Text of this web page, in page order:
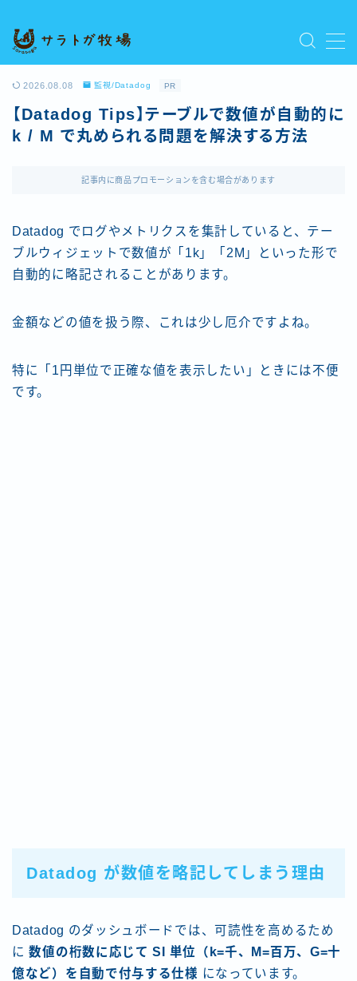
MENU
プライバシーポリシー
利用規約／特定商取引法に基づく表記
新着記事を読む
運営者情報
2026.08.08 監視/Datadog PR
【Datadog Tips】テーブルで数値が自動的に
k / M で丸められる問題を解決する方法
記事内に商品プロモーションを含む場合があります
Datadog でログやメトリクスを集計していると、テー
ブルウィジェットで数値が「1k」「2M」といった形で
自動的に略記されることがあります。
金額などの値を扱う際、これは少し厄介ですよね。
特に「1円単位で正確な値を表示したい」ときには不便
です。
Datadog が数値を略記してしまう理由
Datadog のダッシュボードでは、可読性を高めるため
に数値の桁数に応じて SI 単位（k=千、M=百万、G=十
億など）を自動で付与する仕様 になっています。